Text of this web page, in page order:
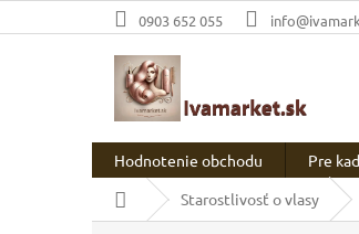
na
0903 652 055
Hodnotenie obchodu Pre
DomovStarostlivosť o vlasy